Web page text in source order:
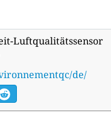
Luftqualitätssensor
de/